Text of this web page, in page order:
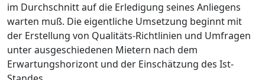
im Durchschnitt auf die Erledigung seines Anliegens
warten muß. Die eigentliche Umsetzung beginnt mit
der Erstellung von Qualitäts-Richtlinien und Umfragen
unter ausgeschiedenen Mietern nach dem
Erwartungshorizont und der Einschätzung des Ist-